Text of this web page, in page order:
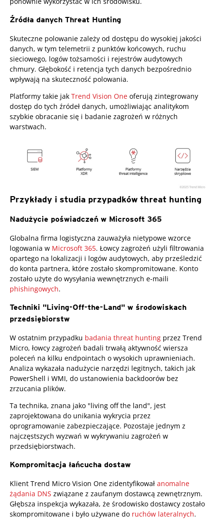
Źródła danych Threat Hunting
Skuteczne polowanie zależy od dostępu do wysokiej jakości
danych, w tym telemetrii z punktów końcowych, ruchu
sieciowego, logów tożsamości i rejestrów audytowych
chmury. Głębokość i retencja tych danych bezpośrednio
wpływają na skuteczność polowania.
Platformy takie jak Trend Vision One
Products
oferują zintegrowany
dostęp do tych źródeł danych, umożliwiając analitykom
szybkie obracanie się i badanie zagrożeń w różnych
warstwach.
Przykłady i studia przypadków threat hunting
Nadużycie poświadczeń w Microsoft 365
Globalna firma logistyczna zauważyła nietypowe wzorce
logowania w Microsoft 365. Łowcy zagrożeń użyli filtrowania
opartego na lokalizacji i logów audytowych, aby prześledzić
do konta partnera, które zostało skompromitowane. Konto
zostało użyte do wysyłania wewnętrznych e-maili
phishingowych.
Techniki "Living-Off-the-Land" w środowiskach
przedsiębiorstw
W ostatnim przypadku badania threat hunting
News Article
przez Trend
Micro, łowcy zagrożeń badali trwałą aktywność wiersza
poleceń na kilku endpointach o wysokich uprawnieniach.
Analiza wykazała nadużycie narzędzi legitnych, takich jak
PowerShell i WMI, do ustanowienia backdoorów bez
zrzucania plików.
Ta technika, znana jako "living off the land", jest
zaprojektowana do unikania wykrycia przez
oprogramowanie zabezpieczające. Pozostaje jednym z
najczęstszych wyzwań w wykrywaniu zagrożeń w
przedsiębiorstwach.
Kompromitacja łańcucha dostaw
Klient Trend Micro Vision One zidentyfikował anomalne
żądania DNS związane z zaufanym dostawcą zewnętrznym.
Głębsza inspekcja wykazała, że środowisko dostawcy zostało
skompromitowane i było używane do ruchów lateralnych.